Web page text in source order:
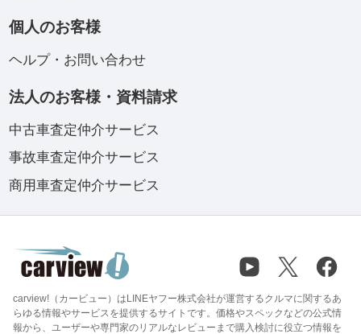
個人のお客様
ヘルプ・お問い合わせ
法人のお客様・資料請求
中古車査定仲介サービス
事故車査定仲介サービス
商用車査定仲介サービス
carview!（カービュー）はLINEヤフー株式会社が運営するクルマに関するあ
らゆる情報やサービスを提供するサイトです。価格やスペックなどの公式情
報から、ユーザーや専門家のリアルなレビューまで購入検討に役立つ情報を